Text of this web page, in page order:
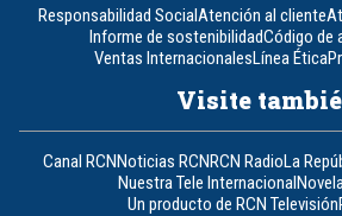
Responsabilidad SocialAtención al cliente
Informe de sostenibilidadCódigo de
Ventas InternacionalesLínea Ética
Visite
Canal RCNNoticias RCNRCN RadioLa
Nuestra Tele Internacional
Un producto de RCN Televisión